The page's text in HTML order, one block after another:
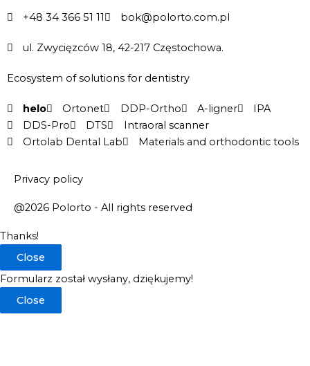
+48 34 366 51 11 bok@polorto.com.pl
ul. Zwycięzców 18, 42-217 Częstochowa.
Ecosystem of solutions for dentistry
helo Ortonet DDP-Ortho A-ligner
IPA
DDS-Pro
DTS
Intraoral scanner
Ortolab Dental Lab
Materials and orthodontic tools
Privacy policy
@2026 Polorto - All rights reserved
Thanks!
Close
Formularz został wysłany, dziękujemy!
Close